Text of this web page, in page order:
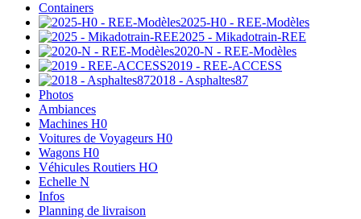
Containers
2025-H0 - REE-Modèles
2025 - Mikadotrain-REE
2020-N - REE-Modèles
2019 - REE-ACCESS
2018 - Asphaltes87
Photos
Ambiances
Machines H0
Voitures de Voyageurs H0
Wagons H0
Véhicules Routiers HO
Echelle N
Infos
Planning de livraison